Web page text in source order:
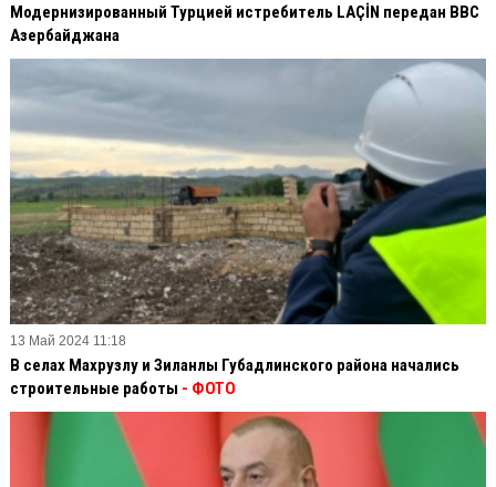
Модернизированный Турцией истребитель LAÇİN передан ВВС
Азербайджана
13 Май 2024 11:18
В селах Махрузлу и Зиланлы Губадлинского района начались
строительные работы - ФОТО